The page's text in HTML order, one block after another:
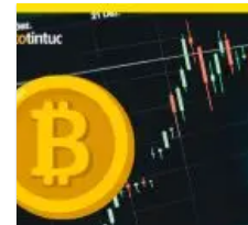
một nửa Bitcoin làm...